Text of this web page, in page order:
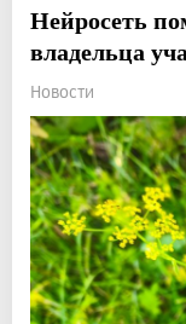
Нейросеть
владельца
Новости